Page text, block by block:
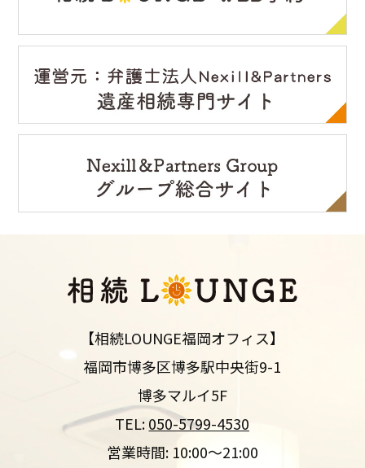
【相続LOUNGE福岡オフィス】
福岡市博多区博多駅中央街9-1
博多マルイ5F
TEL:050-5799-4530
営業時間: 10:00～21:00